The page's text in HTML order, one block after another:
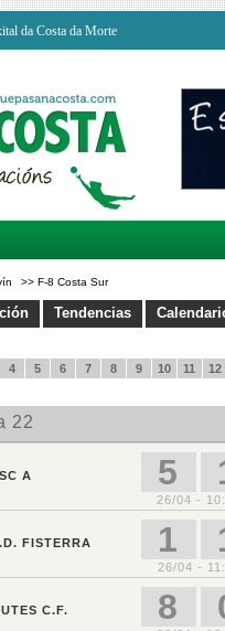
da Costa da Morte
>> F-8 Costa Sur
Tendencias